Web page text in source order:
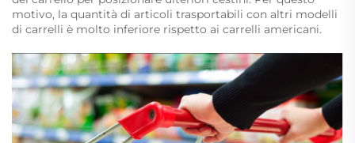
motivo, la quantità di articoli trasportabili con altri modelli
di carrelli è molto inferiore rispetto ai carrelli americani.